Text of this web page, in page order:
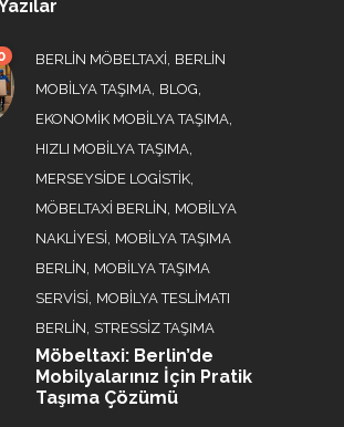
BERLIN MÖBELTAXI BERLIN
MOBILYA TAŞIMA BLOG
EKONOMIK MOBILYA TAŞIMA
HIZLI MOBILYA TAŞIMA
MERSEYSIDE LOGISTIK
MÖBELTAXI BERLIN MOBILYA
NAKLIYESI MOBILYA TAŞIMA
BERLIN MOBILYA TAŞIMA
SERVISI MOBILYA TESLIMATI
BERLIN STRESSIZ TAŞIMA
Möbeltaxi: Berlin’de
Mobilyalarınız İçin Pratik
Taşıma Çözümü